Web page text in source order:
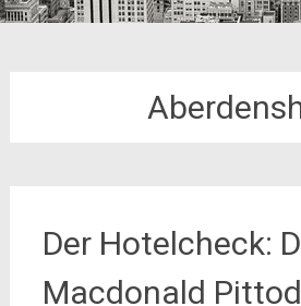
Der Hotelcheck:
Macdonald